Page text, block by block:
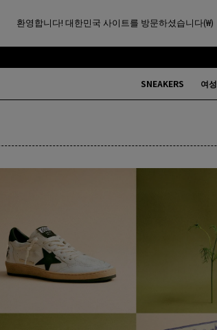
환영합니다! 대한민국 사이트를 방문하셨습니다(₩)
SNEAKERS 여성
이디어